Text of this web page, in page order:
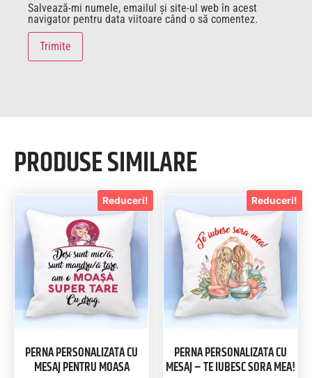
Salvează-mi numele, emailul și site-ul web în acest
navigator pentru data viitoare când o să comentez.
PRODUSE SIMILARE
Reduceri!
PERNA PERSONALIZATA CU
MESAJ PENTRU MOASA
Reduceri!
PERNA PERSONALIZATA CU
MESAJ – TE IUBESC SORA MEA!